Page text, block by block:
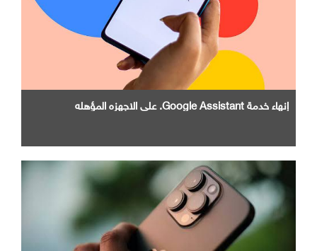
إنهاء خدمة Google Assistant. علي الاجهزه المؤهله